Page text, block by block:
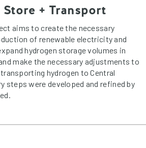
+ Transport
aims to create the necessary
of renewable electricity and
hydrogen storage volumes in
make the necessary adjustments to
hydrogen to Central
steps were developed and refined by